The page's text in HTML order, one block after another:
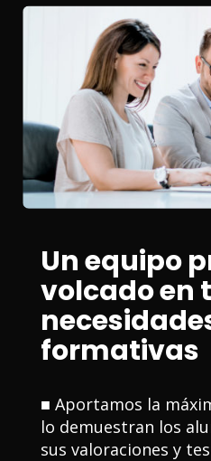
Un equipo
volcado en
formativas
■ Aportamos la
lo demuestran los
sus valoraciones y